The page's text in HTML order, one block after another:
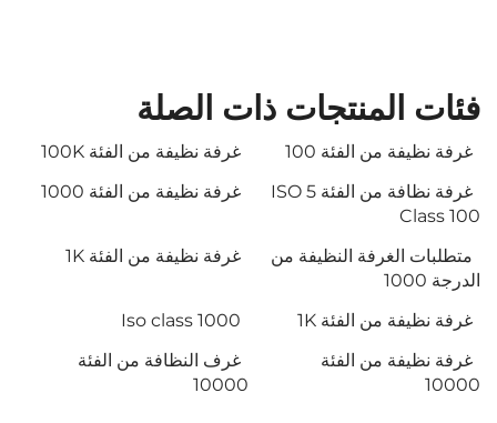
فئات المنتجات ذات الصلة
غرفة نظيفة من الفئة 100
غرفة نظيفة من الفئة 100K
غرفة نظافة من الفئة ISO 5
Class 100
غرفة نظيفة من الفئة 1000
متطلبات الغرفة النظيفة من
الدرجة 1000
غرفة نظيفة من الفئة 1K
غرفة نظيفة من الفئة 1K
Iso class 1000
غرفة نظيفة من الفئة
10000
غرف النظافة من الفئة
10000